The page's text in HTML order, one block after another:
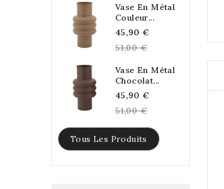
Vase En Métal
Couleur...
45,90 €
51,00 €
Vase En Métal
Chocolat...
45,90 €
51,00 €
Tous Les Produits